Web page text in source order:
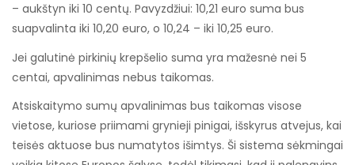
– aukštyn iki 10 centų. Pavyzdžiui: 10,21 euro suma bus
suapvalinta iki 10,20 euro, o 10,24 – iki 10,25 euro.
Jei galutinė pirkinių krepšelio suma yra mažesnė nei 5
centai, apvalinimas nebus taikomas.
Atsiskaitymo sumų apvalinimas bus taikomas visose
vietose, kuriose priimami grynieji pinigai, išskyrus atvejus, kai
teisės aktuose bus numatytos išimtys. Ši sistema sėkmingai